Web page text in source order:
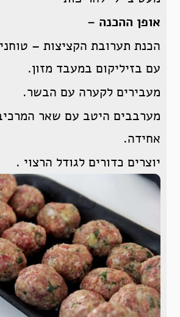
אופן ההכנה –
הכנת תערובת הקציצות –
עם בזיליקום במעבד מזון.
מעבירים לקערה עם הבשר.
מערבבים היטב עם שאר
אחידה.
יוצרים כדורים לגודל הרצוי .